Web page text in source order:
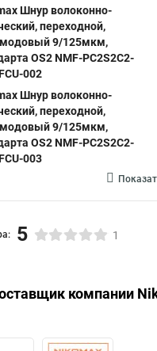
Шнур волоконно-
переходной,
9/125мкм,
OS2 NMF-PC2S2C2-
002
Шнур волоконно-
переходной,
9/125мкм,
OS2 NMF-PC2S2C2-
003
5 1
компании